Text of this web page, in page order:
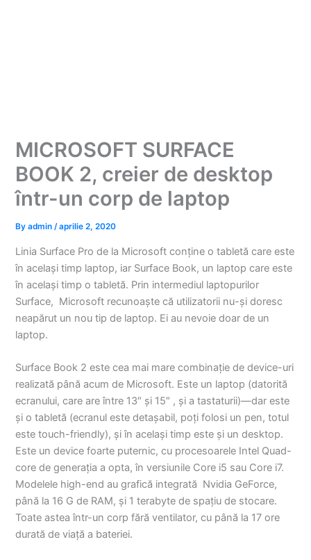
MICROSOFT SURFACE
BOOK 2, creier de desktop
într-un corp de laptop
Byadmin/aprilie 2, 2020
Linia Surface Pro de la Microsoft conține o tabletă care este
în același timp laptop, iar Surface Book, un laptop care este
în același timp o tabletă. Prin intermediul laptopurilor
Surface, Microsoft recunoaște că utilizatorii nu-și doresc
neapărut un nou tip de laptop. Ei au nevoie doar de un
laptop.
Surface Book 2 este cea mai mare combinație de device-uri
realizată până acum de Microsoft. Este un laptop (datorită
ecranului, care are între 13″ și 15″ , și a tastaturii)—dar este
și o tabletă (ecranul este detașabil, poți folosi un pen, totul
este touch-friendly), și în același timp este și un desktop.
Este un device foarte puternic, cu procesoarele Intel Quad-
core de generația a opta, în versiunile Core i5 sau Core i7.
Modelele high-end au grafică integrată Nvidia GeForce,
până la 16 G de RAM, și 1 terabyte de spațiu de stocare.
Toate astea într-un corp fără ventilator, cu până la 17 ore
durată de viață a bateriei.